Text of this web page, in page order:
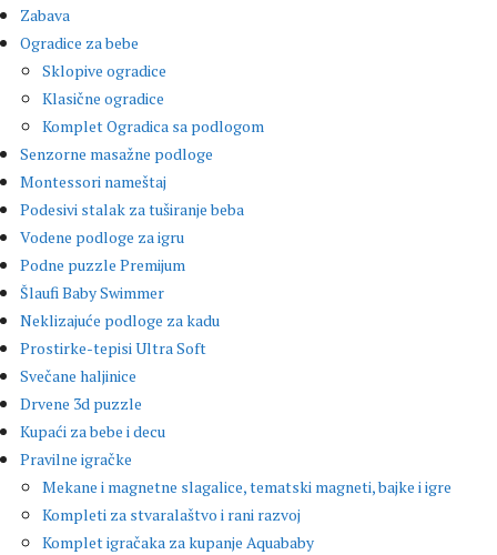
Zabava
Ogradice za bebe
Sklopive ogradice
Klasične ogradice
Komplet Ogradica sa podlogom
Senzorne masažne podloge
Montessori nameštaj
Podesivi stalak za tuširanje beba
Vodene podloge za igru
Podne puzzle Premijum
Šlaufi Baby Swimmer
Neklizajuće podloge za kadu
Prostirke-tepisi Ultra Soft
Svečane haljinice
Drvene 3d puzzle
Kupaći za bebe i decu
Pravilne igračke
Mekane i magnetne slagalice, tematski magneti, bajke i igre
Kompleti za stvaralaštvo i rani razvoj
Komplet igračaka za kupanje Aquababy